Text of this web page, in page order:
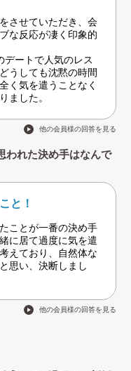
させていただき、会
な反応が凄く印象的
デートで人気のレス
うしても沈黙の時間
く気を遣うことなく
ました。
他の会員様の回答を見る
われた決め手はなんで
と！
ことが一番の決め手
に居て過度に気を遣
えており、自然体な
思い、決断しまし
他の会員様の回答を見る